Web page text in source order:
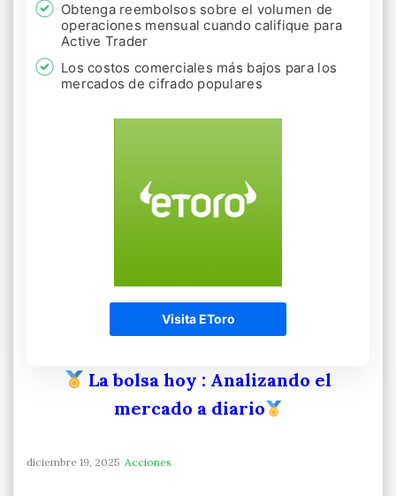
Obtenga reembolsos sobre el volumen de
operaciones mensual cuando califique para
Active Trader
Los costos comerciales más bajos para los
mercados de cifrado populares
Visita EToro
La bolsa hoy : Analizando el
mercado a diario
diciembre 19, 2025 Acciones